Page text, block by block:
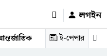
লগইন
রাজনীতি স্বাস্থ্য শিক্ষা
ই-পেপার